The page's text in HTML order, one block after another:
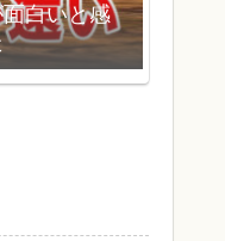
白いと感